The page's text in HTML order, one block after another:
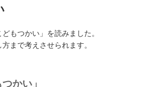
もつかい」を読みました。
まで考えさせられます。
かい」